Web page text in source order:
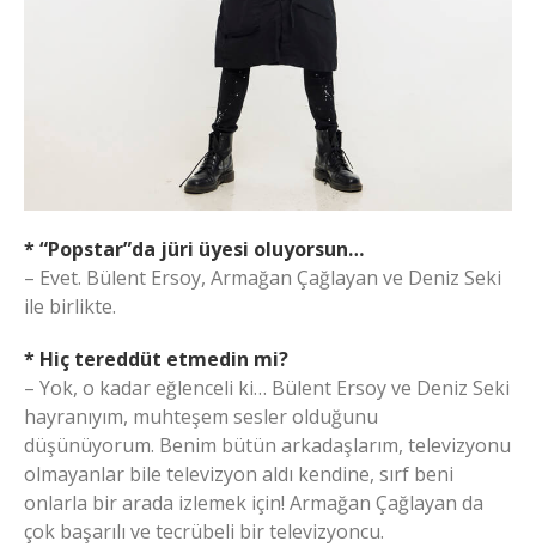
* “Popstar”da jüri üyesi oluyorsun…
– Evet. Bülent Ersoy, Armağan Çağlayan ve Deniz Seki
ile birlikte.
* Hiç tereddüt etmedin mi?
– Yok, o kadar eğlenceli ki… Bülent Ersoy ve Deniz Seki
hayranıyım, muhteşem sesler olduğunu
düşünüyorum. Benim bütün arkadaşlarım, televizyonu
olmayanlar bile televizyon aldı kendine, sırf beni
onlarla bir arada izlemek için! Armağan Çağlayan da
çok başarılı ve tecrübeli bir televizyoncu.